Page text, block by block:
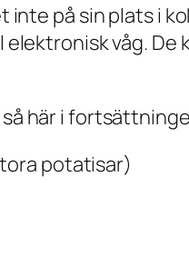
inte på sin plats i
elektronisk våg.
här i
potatisar)